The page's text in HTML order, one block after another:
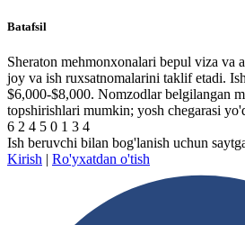
Batafsil
Sheraton mehmonxonalari bepul viza va
joy va ish ruxsatnomalarini taklif etadi.
$6,000-$8,000. Nomzodlar belgilangan
topshirishlari mumkin; yosh chegarasi
6 2 4 5 0 1 3 4
Ish beruvchi bilan bog'lanish uchun
Kirish | Ro'yxatdan o'tish